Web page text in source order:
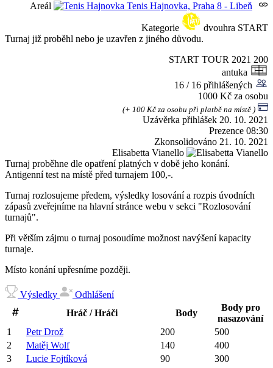
Areál
Tenis Hajnovka, Praha 8 - Libeň
Kategorie
dvouhra START
Turnaj již proběhl nebo je uzavřen z jiného důvodu.
START TOUR 2021 200
antuka
16 / 16 přihlášených
1000 Kč za osobu
(+ 100 Kč za osobu při platbě na místě )
Uzávěrka přihlášek 20. 10. 2021
Prezence 08:30
Zkonsolidováno 21. 10. 2021
Elisabetta Vianello
Turnaj proběhne dle opatření platných v době jeho konání.
Antigenní test na místě před turnajem 100,-.
Turnaj rozlosujeme předem, výsledky losování a rozpis úvodních
zápasů zveřejníme na hlavní stránce webu v sekci "Rozlosování
turnajů".
Při větším zájmu o turnaj posoudíme možnost navýšení kapacity
turnaje.
Místo konání upřesníme později.
Výsledky
Odhlášení
Hráč / Hráči
Body
Body pro
nasazování
1
Petr Drož 200
500
2
Matěj Wolf 140
400
3
Lucie Fojtíková 90
300